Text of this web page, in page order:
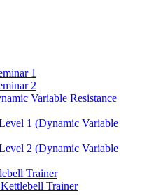
1
2
Variable Resistance
1 (Dynamic Variable
2 (Dynamic Variable
Trainer
Trainer